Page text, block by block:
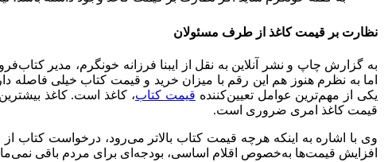
نظارت بر قیمت کاغذ از طرف مسئولان
اما به نظرم هنوز هم این رقم با میزان خرید و قیمت کتاب خیلی فاصله
یکی از مهم‌ترین عوامل تعیین‌کننده قیمت کتاب، کاغذ است. کاغذ
قیمت کاغذ امری ضروری است.
وی با اشاره به اینکه هرچه قیمت کتاب بالاتر می‌رود، درخواست کتاب
افزایش قیمت‌‌ها به‌خصوص اقلام اساسی، بودجه‌ای برای مردم باقی